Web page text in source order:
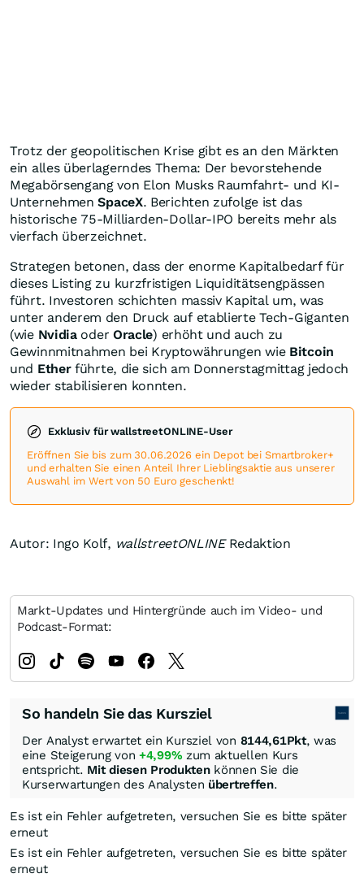
Trotz der geopolitischen Krise gibt es an den Märkten
ein alles überlagerndes Thema: Der bevorstehende
Megabörsengang von Elon Musks Raumfahrt- und KI-
UnternehmenSpaceX. Berichten zufolge ist das
historische 75-Milliarden-Dollar-IPO bereits mehr als
vierfach überzeichnet.
Strategen betonen, dass der enorme Kapitalbedarf für
dieses Listing zu kurzfristigen Liquiditätsengpässen
führt. Investoren schichten massiv Kapital um, was
unter anderem den Druck auf etablierte Tech-Giganten
(wie Nvidiaoder Oracle) erhöht und auch zu
Gewinnmitnahmen bei Kryptowährungen wie Bitcoin
und Etherführte, die sich am Donnerstagmittag jedoch
wieder stabilisieren konnten.
Exklusiv für wallstreetONLINE-User
Eröffnen Sie bis zum 30.06.2026 ein Depot bei Smartbroker+
und erhalten Sie einen Anteil Ihrer Lieblingsaktie aus unserer
Auswahl im Wert von 50 Euro geschenkt!
Autor: Ingo Kolf, wallstreetONLINERedaktion
Markt-Updates und Hintergründe auch im Video- und
Podcast-Format:
So handeln Sie das Kursziel
Der Analyst erwartet ein Kursziel von 8144,61Pkt, was
eine Steigerung von +4,99% zum aktuellen Kurs
entspricht. Mit diesen Produktenkönnen Sie die
Kurserwartungen des Analysten übertreffen.
Es ist ein Fehler aufgetreten, versuchen Sie es bitte später
erneut
Es ist ein Fehler aufgetreten, versuchen Sie es bitte später
erneut